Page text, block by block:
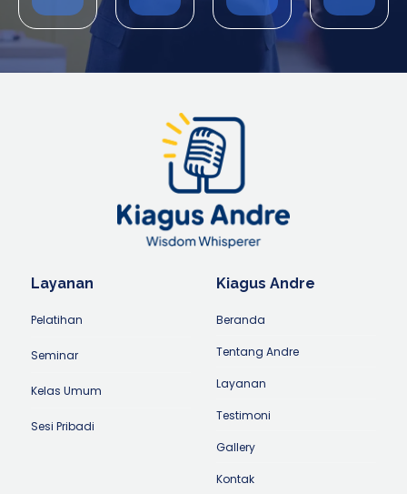
Layanan
Pelatihan
Seminar
Kelas Umum
Sesi Pribadi
Kiagus Andre
Beranda
Tentang Andre
Layanan
Testimoni
Gallery
Kontak